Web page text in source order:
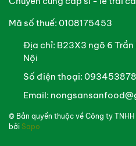
Mã số thuế: 0108175453
Địa chỉ: B23X3 ngõ 6 Trần
Nội
Số điện thoại:
Email:
© Bản quyền thuộc về Công ty
bởi Sapo